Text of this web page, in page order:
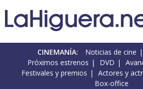
CINEMANÍA: Noticias de cine
Próximos estrenos
DVD
Festivales y premios
Actores y
Box-office